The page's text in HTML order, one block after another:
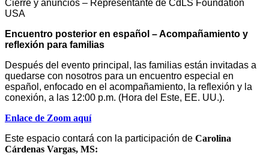
Cierre y anuncios – Representante de CdLS Foundation
USA
Encuentro posterior en español – Acompañamiento y
reflexión para familias
Después del evento principal, las familias están invitadas a
quedarse con nosotros para un encuentro especial en
español, enfocado en el acompañamiento, la reflexión y la
conexión, a las 12:00 p.m. (Hora del Este, EE. UU.).
Enlace de Zoom aquí
Este espacio contará con la participación de Carolina
Cárdenas Vargas, MS: